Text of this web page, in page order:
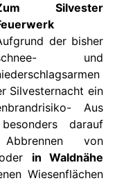
Silvester
der bisher
und
Silvesternacht ein
Aus
darauf
von
in Waldnähe
Wiesenflächen